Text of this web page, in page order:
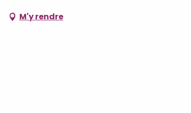
M'y rendre